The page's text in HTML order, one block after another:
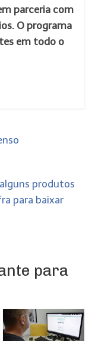
parceria com
O programa
em todo o
produtos
para baixar
para